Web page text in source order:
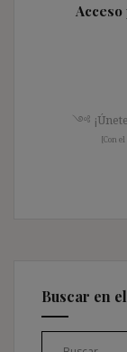
༺
[Con
Buscar en